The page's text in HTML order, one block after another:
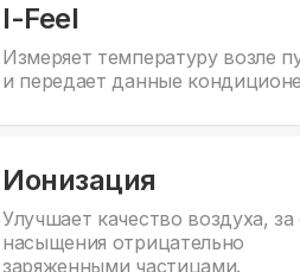
I-Feel
Измеряет температуру возле
и передает данные
Ионизация
Улучшает качество воздуха, за
насыщения отрицательно
заряженными частицами.